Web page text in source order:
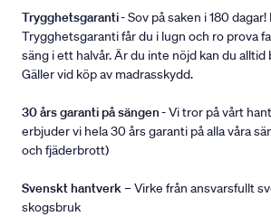
Trygghetsgaranti- Sov på saken i 180
Trygghetsgaranti får du i lugn och ro prova
säng i ett halvår. Är du inte nöjd kan du alltid
Gäller vid köp av madrasskydd.
30 års garanti på sängen- Vi tror på vårt
erbjuder vi hela 30 års garanti på alla våra
och fjäderbrott)
Svenskt hantverk– Virke från ansvarsfullt
skogsbruk